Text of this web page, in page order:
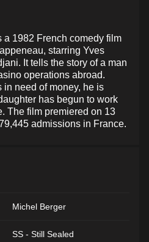
a 1982 French comedy film
starring Yves
It tells the story of a man
operations abroad.
in need of money, he is
has begun to work
The film premiered on 13
admissions in France.
Michel Berger
SS - Still Sealed